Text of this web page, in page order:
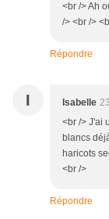
<br /> Ah
/> <br />
Répondre
I Isabelle
<br /> J'ai
blancs
haricots
<br />
Répondre